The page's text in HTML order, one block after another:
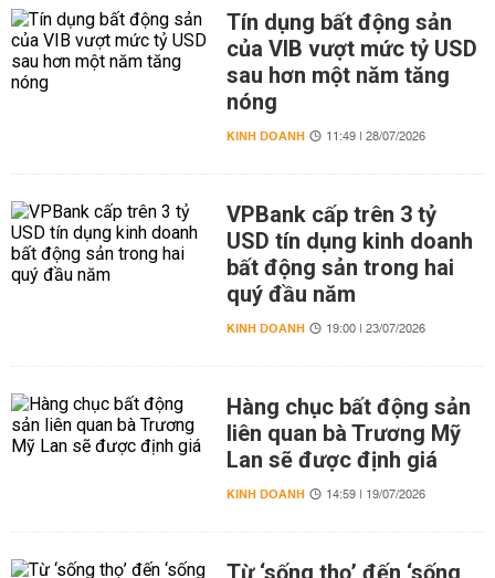
Tín dụng bất động sản
của VIB vượt mức tỷ USD
sau hơn một năm tăng
nóng
KINH DOANH 11:49 | 28/07/2026
VPBank cấp trên 3 tỷ
USD tín dụng kinh doanh
bất động sản trong hai
quý đầu năm
KINH DOANH 19:00 | 23/07/2026
Hàng chục bất động sản
liên quan bà Trương Mỹ
Lan sẽ được định giá
KINH DOANH 14:59 | 19/07/2026
Từ ‘sống thọ’ đến ‘sống